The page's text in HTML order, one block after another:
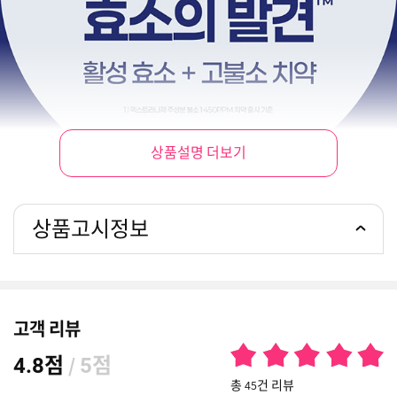
상품설명 더보기
상품고시정보
고객 리뷰
4.8점 / 5점
총 45건 리뷰